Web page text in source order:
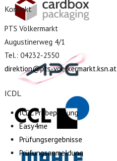
Kontakt
PTS Völkermarkt
Augustinerweg 4/1
Tel.: 04232-2550
direktion@pts-voelkermarkt.ksn.at
ICDL
ICDL Probeprüfung
Easy4me
Prüfungsergebnisse
Prüfungsanmeldung